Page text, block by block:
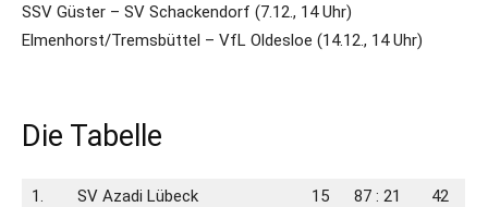
SSV Güster – SV Schackendorf (7.12., 14 Uhr)
Elmenhorst/Tremsbüttel – VfL Oldesloe (14.12., 14 Uhr)
Die Tabelle
1. SV Azadi Lübeck 15 87 : 21
42